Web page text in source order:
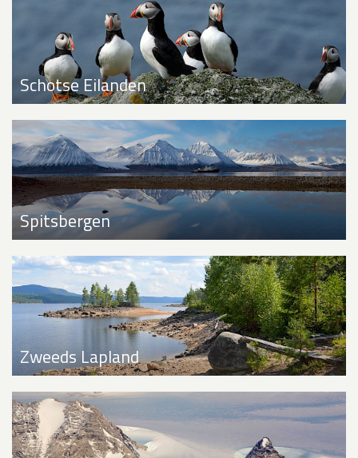
Schotse Eilanden
Spitsbergen
Zweeds Lapland